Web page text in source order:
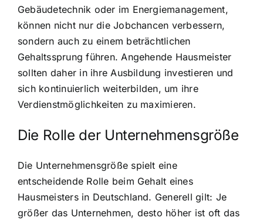
Gebäudetechnik oder im Energiemanagement,
können nicht nur die Jobchancen verbessern,
sondern auch zu einem beträchtlichen
Gehaltssprung führen. Angehende Hausmeister
sollten daher in ihre Ausbildung investieren und
sich kontinuierlich weiterbilden, um ihre
Verdienstmöglichkeiten zu maximieren.
Die Rolle der Unternehmensgröße
Die Unternehmensgröße spielt eine
entscheidende Rolle beim Gehalt eines
Hausmeisters in Deutschland. Generell gilt: Je
größer das Unternehmen, desto höher ist oft das